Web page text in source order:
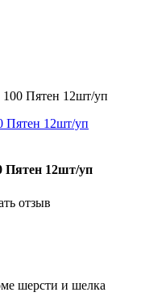
Пятен 12шт/уп
Пятен 12шт/уп
отзыв
шерсти и шелка